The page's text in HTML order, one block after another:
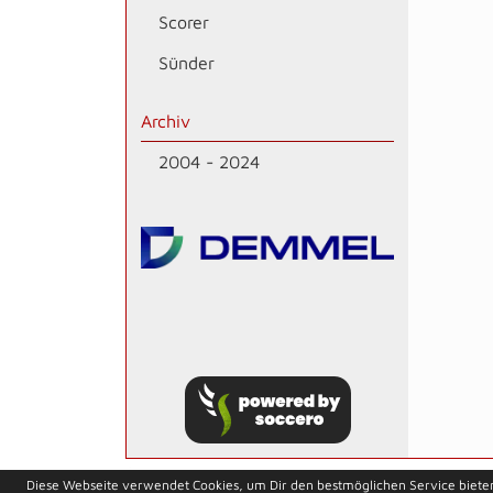
Scorer
Sünder
Archiv
2004 - 2024
soccero.de
Diese Webseite verwendet Cookies, um Dir den bestmöglichen Service